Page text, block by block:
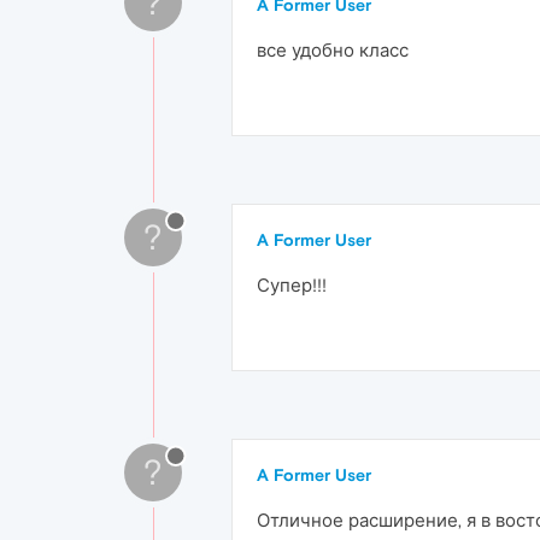
A Former User
все удобно класс
? A Former User
Супер!!!
? A Former User
Отличное расширение, я в